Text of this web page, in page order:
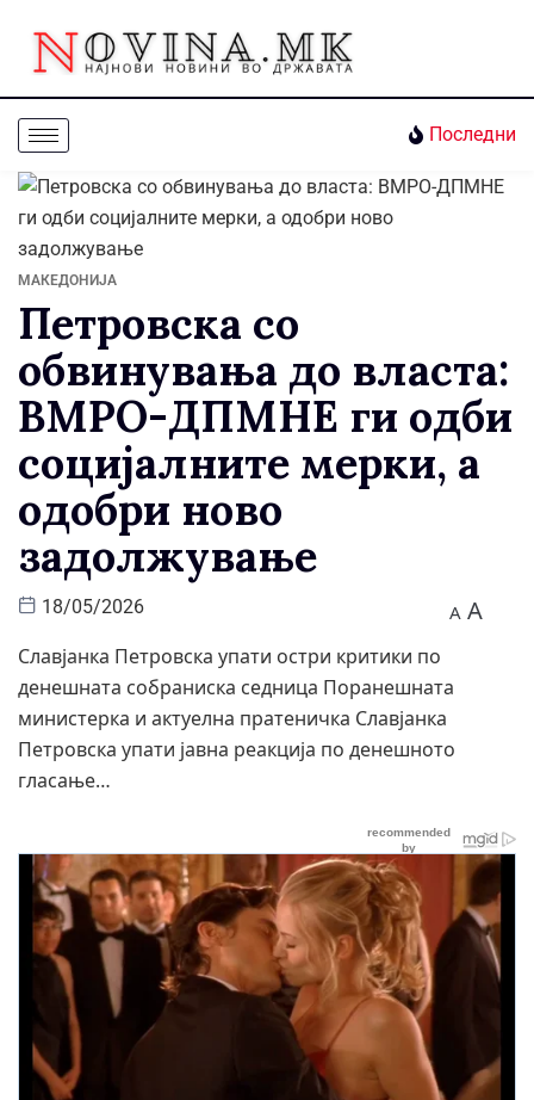
Последни
МАКЕДОНИЈА
Петровска со
обвинувања до власта:
ВМРО-ДПМНЕ ги одби
социјалните мерки, а
одобри ново
задолжување
18/05/2026 A A
Славјанка Петровска упати остри критики по
денешната собраниска седница Поранешната
министерка и актуелна пратеничка Славјанка
Петровска упати јавна реакција по денешното
гласање…